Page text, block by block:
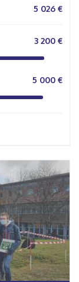
5 026 €
3 200 €
5 000 €